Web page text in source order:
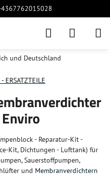
und Deutschland
ERSATZTEILE
- Reparatur-Kit -
Kit, Dichtungen - Lufttank) für
Sauerstoffpumpen,
und Membranverdichtern